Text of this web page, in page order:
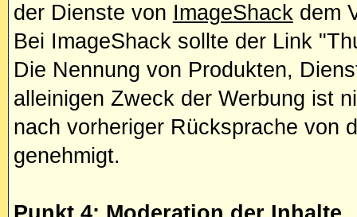
der Dienste von ImageShackdem
Bei ImageShack sollte der Link
Die Nennung von Produkten,
alleinigen Zweck der Werbung ist
nach vorheriger Rücksprache von
genehmigt.